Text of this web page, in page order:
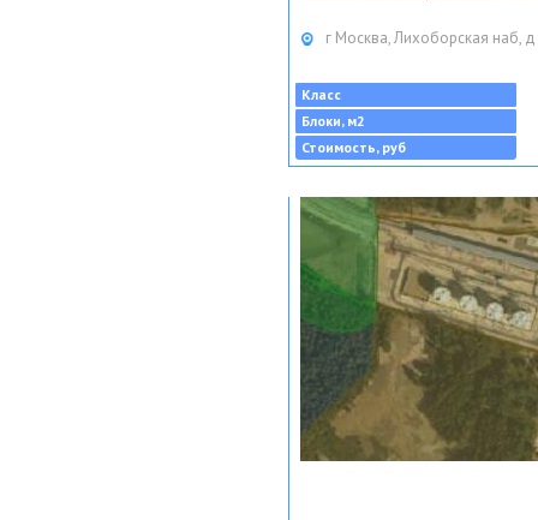
г Москва, Лихоборская наб,
Класс
Блоки, м2
Стоимость, руб